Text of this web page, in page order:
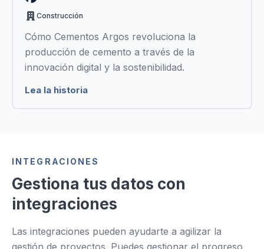
Construcción
Cómo Cementos Argos revoluciona la
producción de cemento a través de la
innovación digital y la sostenibilidad.
Lea la historia
INTEGRACIONES
Gestiona tus datos con
integraciones
Las integraciones pueden ayudarte a agilizar la
gestión de proyectos. Puedes gestionar el progreso